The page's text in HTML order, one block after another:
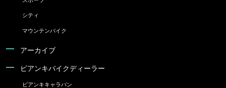
シティ
マウンテンバイク
アーカイブ
ビアンキバイクディーラー
ビアンキキャラバン